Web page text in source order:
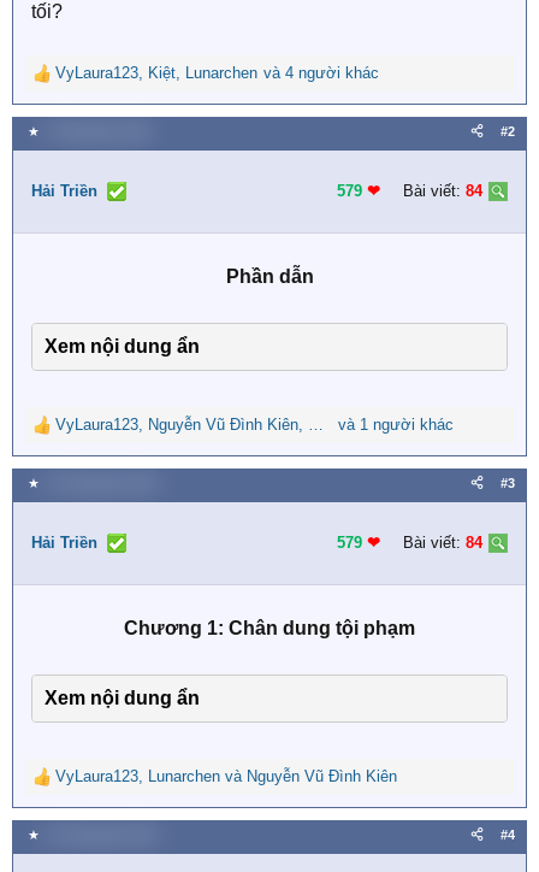
tối?
R
e
a
c
i
n
VyLaura123, Kiệt, Lunarchen và 4 người khác
★ #2
Hải Triền 579 ❤︎ Bài viết: 84
Phần dẫn
Xem nội dung ẩn
R
e
a
c
i
n
VyLaura123, Nguyễn Vũ Đình Kiên, Chì Đenvà 1 người khác
★ #3
Hải Triền 579 ❤︎ Bài viết: 84
Chương 1: Chân dung tội phạm
Xem nội dung ẩn
R
e
a
c
VyLaura123, Lunarchen và Nguyễn Vũ Đình Kiên
★ #4